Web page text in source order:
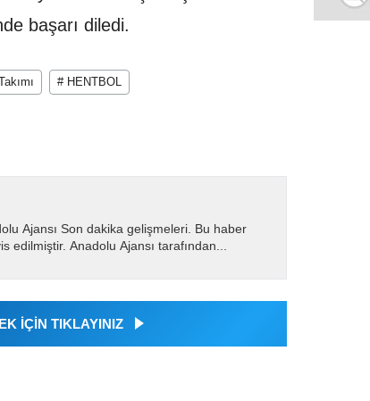
başarı diledi.
# HENTBOL
Ajansı Son dakika gelişmeleri. Bu haber
edilmiştir. Anadolu Ajansı tarafından...
İÇİN TIKLAYINIZ